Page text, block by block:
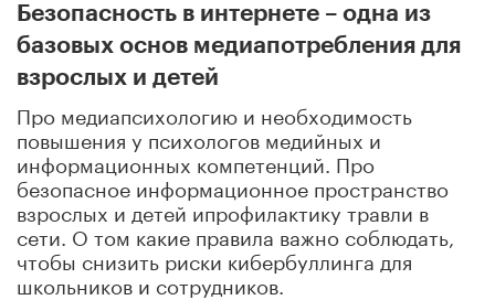
Безопасность в интернете – одна из
базовых основ медиапотребления для
взрослых и детей
Про медиапсихологию и необходимость
повышения у психологов медийных и
информационных компетенций. Про
безопасное информационное пространство
взрослых и детей ипрофилактику травли в
сети. О том какие правила важно соблюдать,
чтобы снизить риски кибербуллинга для
школьников и сотрудников.